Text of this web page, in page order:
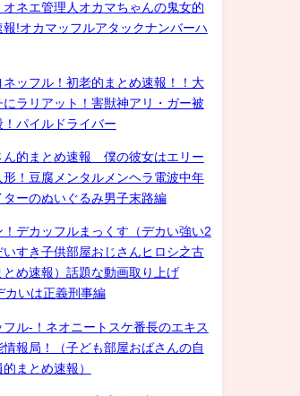
オネエ管理人オカマちゃんの鬼女的
報!オカマッフルアタックナンバーハ
ネッフル！初老的まとめ速報！！大
にラリアット！害獣神アリ・ガー被
！パイルドライバー
ん的まとめ速報 僕の彼女はエリー
形！豆腐メンタルメンヘラ電波中年
ターのぬいぐるみ男子末路編
！デカッフルまっくす（デカい強い2
いすき子供部屋おじさんヒロシ之古
とめ速報）話題な動画取り上げ
カいは正義刑事編
フル-！ネオニートスケ番長のエキス
情報局！（子ども部屋おばさんの自
まとめ速報）